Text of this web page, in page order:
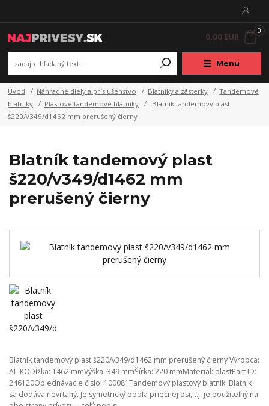
Menu
0
0,00 EUR
Úvod Náhradné diely a príslušenstvo Blatníky a zásterky
Tandemové
blatníky
Plastové tandemové blatníky
Blatník tandemový plast
š220/v349/d1462 mm prerušený čierny
Blatník tandemový plast
š220/v349/d1462 mm
prerušený čierny
Blatník tandemový plast š220/v349/d1462 mm prerušený čierny Výrobca:
AL-KODĺžka: 1462 mmVýška: 349 mmŠírka: 220 mmMateriál: plastPart ID:
246120Objednávacie číslo: 100081Tandemový plastový blatník. Blatník
sa dodáva nevŕtaný. Je symetrický podľa priečnej osi, t.j. je použiteľný na